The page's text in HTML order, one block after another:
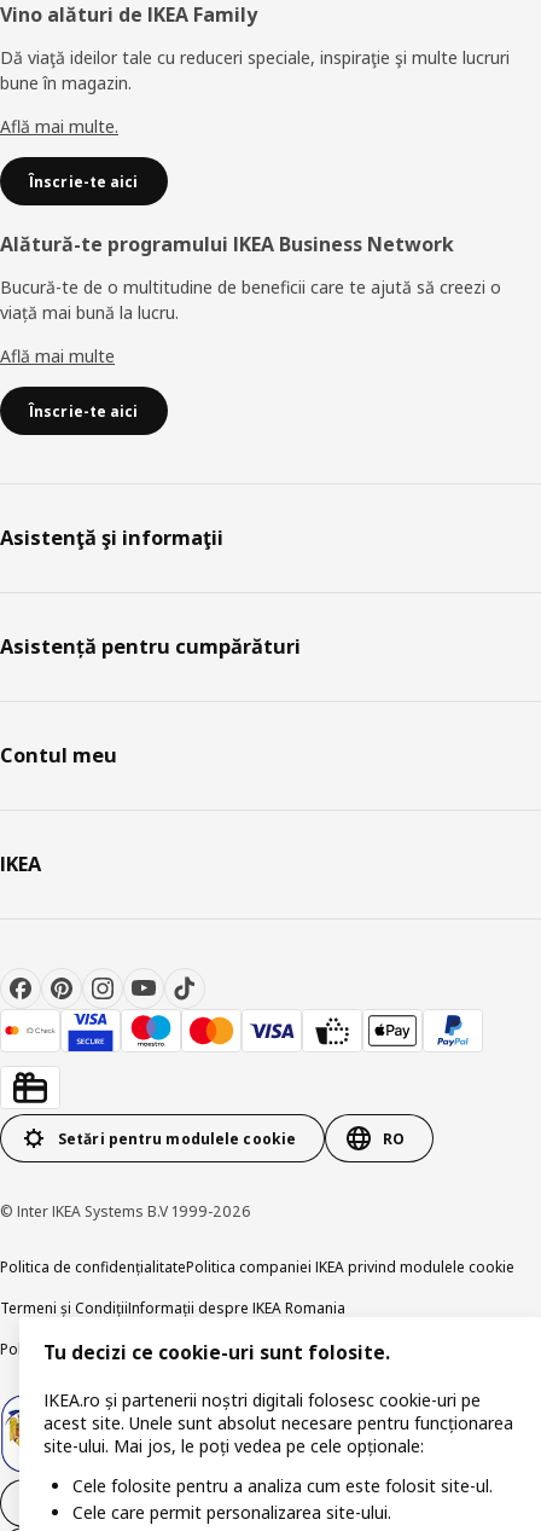
Subsol
Vino alături de IKEA Family
Dă viaţă ideilor tale cu reduceri speciale, inspiraţie şi multe lucruri
bune în magazin.
Află mai multe.
Înscrie-te aici
Alătură-te programului IKEA Business Network
Bucură-te de o multitudine de beneficii care te ajută să creezi o
viață mai bună la lucru.
Află mai multe
Înscrie-te aici
Asistenţă şi informaţii
Asistență pentru cumpărături
Contul meu
IKEA
Setări pentru modulele cookie RO
© Inter IKEA Systems B.V 1999-2026
Politica de confidențialitatePolitica companiei IKEA privind modulele cookie
Termeni și CondițiiInformații despre IKEA Romania
Politica de publicare responsabilăAccesibilitatea digitală
Retrage-te din contract
Tu decizi ce cookie-uri sunt folosite.
IKEA.ro și partenerii noștri digitali folosesc cookie-uri pe
acest site. Unele sunt absolut necesare pentru funcționarea
site-ului. Mai jos, le poți vedea pe cele opționale:
Cele folosite pentru a analiza cum este folosit site-ul.
Cele care permit personalizarea site-ului.